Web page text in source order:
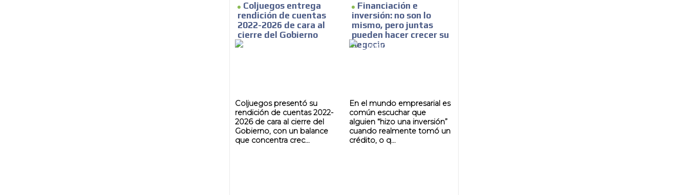
Coljuegos entrega
rendición de cuentas
2022-2026 de cara al
cierre del Gobierno
Coljuegos presentó su
rendición de cuentas 2022-
2026 de cara al cierre del
Gobierno, con un balance
que concentra crec...
Financiación e
inversión: no son lo
mismo, pero juntas
pueden hacer crecer su
negocio
En el mundo empresarial es
común escuchar que
alguien “hizo una inversión”
cuando realmente tomó un
crédito, o q...